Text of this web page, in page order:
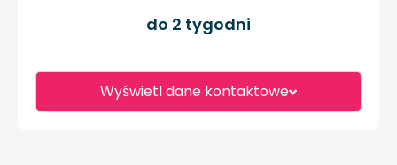
Wyświetl dane kontaktowe
do 2 tygodni